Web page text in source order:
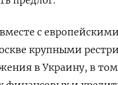
с
крупными
в Украину, в